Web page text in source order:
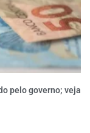
pelo governo; veja